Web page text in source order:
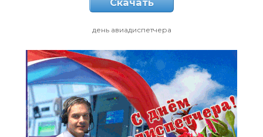
Скачать
день авиадиспетчера